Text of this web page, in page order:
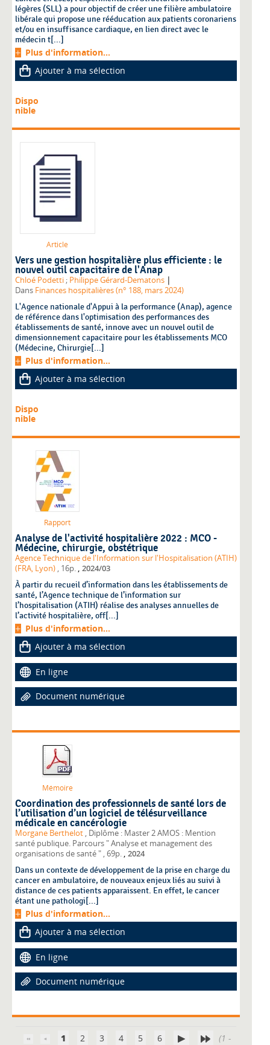
légères (SLL) a pour objectif de créer une filière ambulatoire
libérale qui propose une rééducation aux patients coronariens
et/ou en insuffisance cardiaque, en lien direct avec le
médecin t[...]
Plus d'information...
Ajouter à ma sélection
Dispo
nible
Article
Vers une gestion hospitalière plus efficiente : le
nouvel outil capacitaire de l'Anap
Chloé Podetti ; Philippe Gérard-Dematons |
Dans Finances hospitalières (n° 188, mars 2024)
L'Agence nationale d'Appui à la performance (Anap), agence
de référence dans l'optimisation des performances des
établissements de santé, innove avec un nouvel outil de
dimensionnement capacitaire pour les établissements MCO
(Médecine, Chirurgie[...]
Plus d'information...
Ajouter à ma sélection
Dispo
nible
Rapport
Analyse de l'activité hospitalière 2022 : MCO -
Médecine, chirurgie, obstétrique
Agence Technique de l'Information sur l'Hospitalisation (ATIH)
(FRA, Lyon) , 16p. , 2024/03
À partir du recueil d’information dans les établissements de
santé, l’Agence technique de l’information sur
l’hospitalisation (ATIH) réalise des analyses annuelles de
l’activité hospitalière, off[...]
Plus d'information...
Ajouter à ma sélection
En ligne
Document numérique
Mémoire
Coordination des professionnels de santé lors de
l’utilisation d’un logiciel de télésurveillance
médicale en cancérologie
Morgane Berthelot , Diplôme : Master 2 AMOS : Mention
santé publique. Parcours " Analyse et management des
organisations de santé " , 69p. 2024
Dans un contexte de développement de la prise en charge du
cancer en ambulatoire, de nouveaux enjeux liés au suivi à
distance de ces patients apparaissent. En effet, le cancer
étant une pathologi[...]
Plus d'information...
Ajouter à ma sélection
En ligne
Document numérique
1 2 3 4 5 6